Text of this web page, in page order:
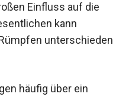
Einfluss auf die
kann
unterschieden
häufig über ein